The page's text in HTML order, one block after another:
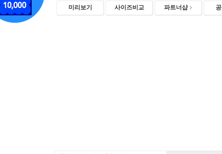
미리보기 사이즈비교 파트너샵